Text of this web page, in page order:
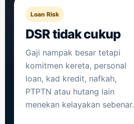
Loan Risk
DSR tidak cukup
Gaji nampak besar tetapi
komitmen kereta, personal
loan, kad kredit, nafkah,
PTPTN atau hutang lain
menekan kelayakan sebenar.